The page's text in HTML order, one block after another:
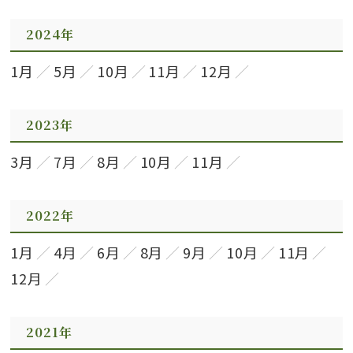
2024年
1月 5月 10月 11月 12月
2023年
3月 7月 8月 10月 11月
2022年
1月 4月 6月 8月 9月 10月
11月
12月
2021年